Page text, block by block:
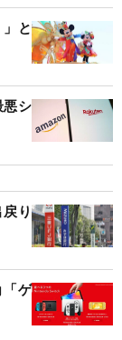
と
シ
り
ゲ